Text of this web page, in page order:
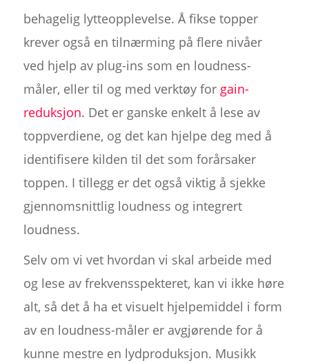
behagelig lytteopplevelse. Å fikse topper
krever også en tilnærming på flere nivåer
ved hjelp av plug-ins som en loudness-
måler, eller til og med verktøy for gain-
reduksjon. Det er ganske enkelt å lese av
toppverdiene, og det kan hjelpe deg med å
identifisere kilden til det som forårsaker
toppen. I tillegg er det også viktig å sjekke
gjennomsnittlig loudness og integrert
loudness.
Selv om vi vet hvordan vi skal arbeide med
og lese av frekvensspekteret, kan vi ikke høre
alt, så det å ha et visuelt hjelpemiddel i form
av en loudness-måler er avgjørende for å
kunne mestre en lydproduksjon. Musikk